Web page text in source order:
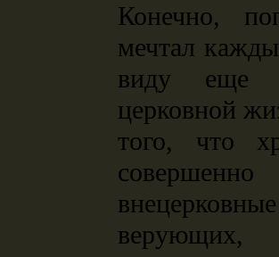
Конечно,
мечтал
виду еще
церковной
того, что